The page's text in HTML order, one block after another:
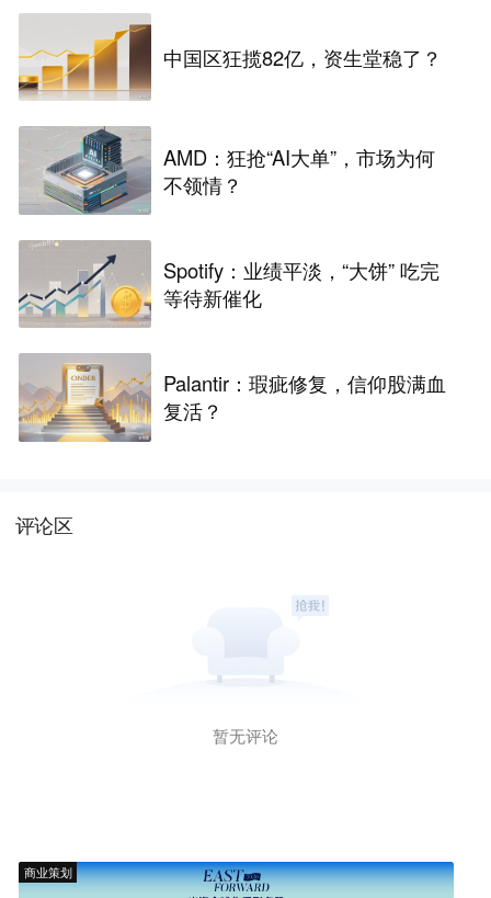
中国区狂揽82亿，资生堂稳了？
AMD：狂抢“AI大单”，市场为何
不领情？
Spotify：业绩平淡，“大饼” 吃完
等待新催化
Palantir：瑕疵修复，信仰股满血
复活？
评论区
暂无评论
商业策划